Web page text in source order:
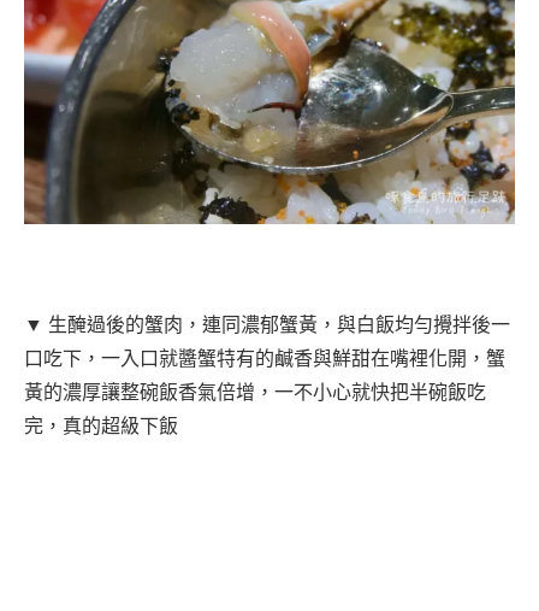
▼ 生醃過後的蟹肉，連同濃郁蟹黃，與白飯均勻攪拌後一
口吃下，一入口就醬蟹特有的鹹香與鮮甜在嘴裡化開，蟹
黃的濃厚讓整碗飯香氣倍增，一不小心就快把半碗飯吃
完，真的超級下飯